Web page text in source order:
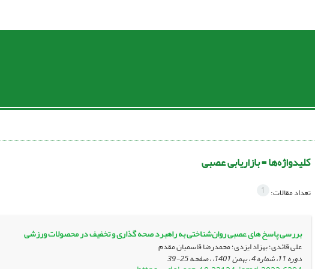
کلیدواژه‌ها =بازاریابی عصبی
تعداد مقالات: 1
بررسی پاسخ‌ های عصبی روان‌شناختی به راهبرد صحه‌ گذاری و تخفیف در محصولات ورزشی
علی قائدی؛ بهزاد ایزدی؛ محمدرضا قاسمیان مقدم
دوره 11، شماره 4 ، بهمن 1401، ، صفحه 25-39